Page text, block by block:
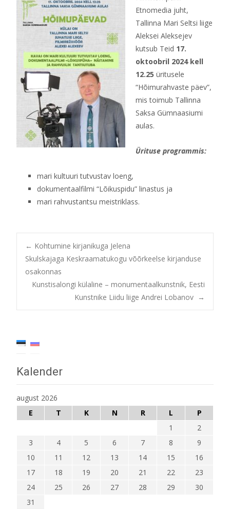
Etnomedia juht,
Tallinna Mari Seltsi liige
Aleksei Aleksejev
kutsub Teid 17.
oktoobril 2024 kell
12.25 üritusele
“Hõimurahvaste päev”,
mis toimub Tallinna
Saksa Gümnaasiumi
aulas.
Ürituse programmis:
mari kultuuri tutvustav loeng,
dokumentaalfilmi “Lõikuspidu” linastus ja
mari rahvustantsu meistriklass.
Post
navigation
← Kohtumine kirjanikuga Jelena
Skulskajaga Keskraamatukogu võõrkeelse kirjanduse
osakonnas
Kunstisalongi külaline – monumentaalkunstnik, Eesti
Kunstnike Liidu liige Andrei Lobanov →
Kalender
august 2026
E
T K N R L
P
1
2
3
4 5 6 7 8
9
10
11 12 13 14 15
16
17
18 19 20 21 22
23
24
25 26 27 28 29
30
31